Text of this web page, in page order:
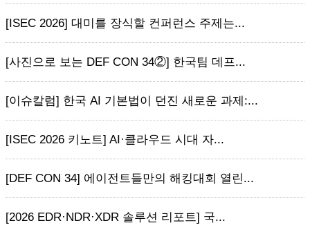
[ISEC 2026] 대미를 장식할 컨퍼런스 주제는...
[사진으로 보는 DEF CON 34②] 한국팀 데프...
[이슈칼럼] 한국 AI 기본법이 던진 새로운 과제:...
[ISEC 2026 키노트] AI·클라우드 시대 자...
[DEF CON 34] 에이전트들만의 해킹대회 열린...
[2026 EDR·NDR·XDR 솔루션 리포트] 국...